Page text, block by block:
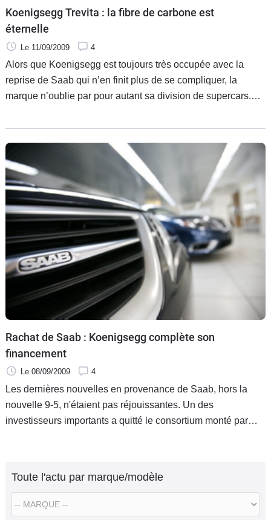
Koenigsegg Trevita : la fibre de carbone est
éternelle
Le 11/09/2009 4
Alors que Koenigsegg est toujours très occupée avec la
reprise de Saab qui n’en finit plus de se compliquer, la
marque n’oublie par pour autant sa division de supercars.
chevaux, de son
Rachat de Saab : Koenigsegg complète son
financement
Le 08/09/2009 4
Les dernières nouvelles en provenance de Saab, hors la
nouvelle 9-5, n'étaient pas réjouissantes. Un des
investisseurs importants a quitté le consortium monté par
Toute l'actu par marque/modèle